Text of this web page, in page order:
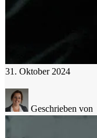
31. Oktober 2024
Geschrieben von